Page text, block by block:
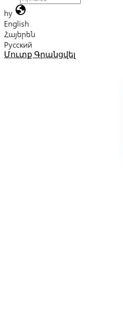
hy globe
English
Հայերեն
Русский
Մուտք Գրանցվել